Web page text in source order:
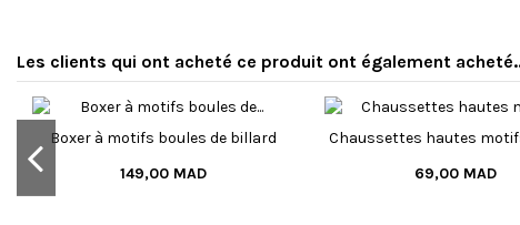
Les clients qui ont acheté ce produit ont également
Boxer à motifs boules de billard
149,00 MAD
Chaussettes hautes
69,00 MAD